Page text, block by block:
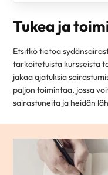
Tukea ja
Etsitkö tietoa
tarkoitetuista kursseista
jakaa ajatuksia
paljon toimintaa, jossa
sairastuneita ja heidän